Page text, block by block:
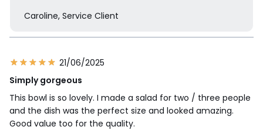
Caroline, Service Client
21/06/2025
Simply gorgeous
This bowl is so lovely. I made a salad for two / three people
and the dish was the perfect size and looked amazing.
Good value too for the quality.